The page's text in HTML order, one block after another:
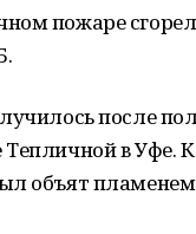
пожаре
после
в Уфе.
объят